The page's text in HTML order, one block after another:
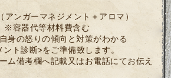
ンガーマネジメント＋アロマ）
容器代等材料費含む
身の怒りの傾向と対策がわかる
ト診断>をご準備致します。
ム備考欄へ記載又はお電話にてお伝え